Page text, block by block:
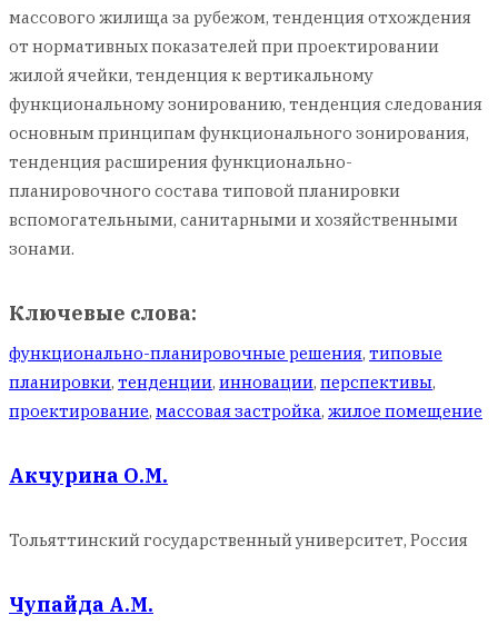
массового жилища за рубежом, тенденция отхождения
от нормативных показателей при проектировании
жилой ячейки, тенденция к вертикальному
функциональному зонированию, тенденция следования
основным принципам функционального зонирования,
тенденция расширения функционально-
планировочного состава типовой планировки
вспомогательными, санитарными и хозяйственными
зонами.
Ключевые слова:
функционально-планировочные решения, типовые
планировки, тенденции, инновации, перспективы,
проектирование, массовая застройка, жилое помещение
Акчурина О.М.
Тольяттинский государственный университет, Россия
Чупайда А.М.